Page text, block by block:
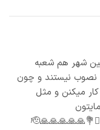
شهر هم شعبه
نصوب نیستند و چون
کار میکنن و مثل